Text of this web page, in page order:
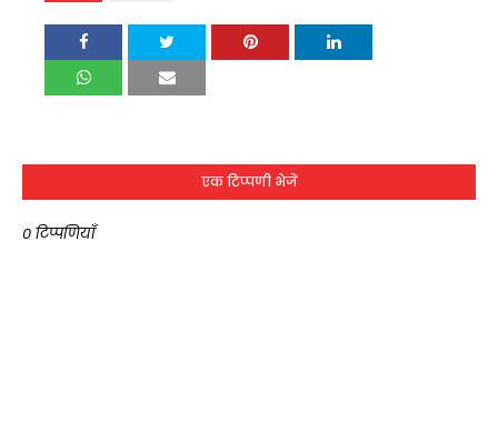
एक टिप्पणी भेजें
0 टिप्पणियाँ